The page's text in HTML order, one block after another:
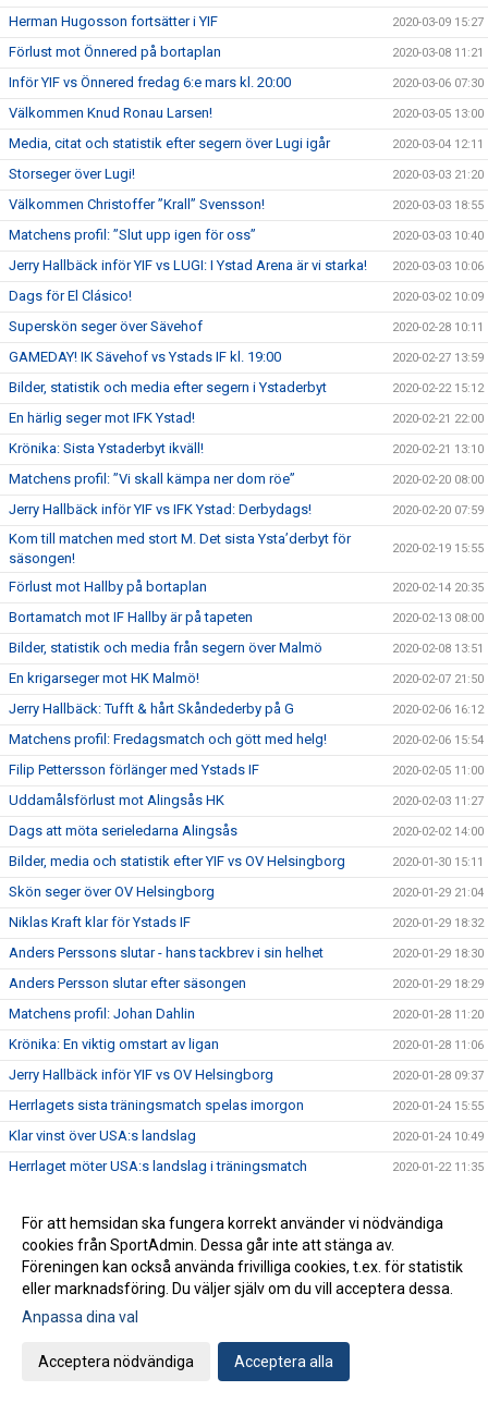
Herman Hugosson fortsätter i YIF 2020-03-09 15:27
Förlust mot Önnered på bortaplan 2020-03-08 11:21
Inför YIF vs Önnered fredag 6:e mars kl. 20:00 2020-03-06 07:30
Välkommen Knud Ronau Larsen! 2020-03-05 13:00
Media, citat och statistik efter segern över Lugi igår 2020-03-04 12:11
Storseger över Lugi! 2020-03-03 21:20
Välkommen Christoffer ”Krall” Svensson! 2020-03-03 18:55
Matchens profil: ”Slut upp igen för oss” 2020-03-03 10:40
Jerry Hallbäck inför YIF vs LUGI: I Ystad Arena är vi starka! 2020-03-03 10:06
Dags för El Clásico! 2020-03-02 10:09
Superskön seger över Sävehof 2020-02-28 10:11
GAMEDAY! IK Sävehof vs Ystads IF kl. 19:00 2020-02-27 13:59
Bilder, statistik och media efter segern i Ystaderbyt 2020-02-22 15:12
En härlig seger mot IFK Ystad! 2020-02-21 22:00
Krönika: Sista Ystaderbyt ikväll! 2020-02-21 13:10
Matchens profil: ”Vi skall kämpa ner dom röe” 2020-02-20 08:00
Jerry Hallbäck inför YIF vs IFK Ystad: Derbydags! 2020-02-20 07:59
Kom till matchen med stort M. Det sista Ysta’derbyt för
säsongen!
2020-02-19 15:55
Förlust mot Hallby på bortaplan 2020-02-14 20:35
Bortamatch mot IF Hallby är på tapeten 2020-02-13 08:00
Bilder, statistik och media från segern över Malmö 2020-02-08 13:51
En krigarseger mot HK Malmö! 2020-02-07 21:50
Jerry Hallbäck: Tufft & hårt Skåndederby på G 2020-02-06 16:12
Matchens profil: Fredagsmatch och gött med helg! 2020-02-06 15:54
Filip Pettersson förlänger med Ystads IF 2020-02-05 11:00
Uddamålsförlust mot Alingsås HK 2020-02-03 11:27
Dags att möta serieledarna Alingsås 2020-02-02 14:00
Bilder, media och statistik efter YIF vs OV Helsingborg 2020-01-30 15:11
Skön seger över OV Helsingborg 2020-01-29 21:04
Niklas Kraft klar för Ystads IF 2020-01-29 18:32
Anders Perssons slutar - hans tackbrev i sin helhet 2020-01-29 18:30
Anders Persson slutar efter säsongen 2020-01-29 18:29
Matchens profil: Johan Dahlin 2020-01-28 11:20
Krönika: En viktig omstart av ligan 2020-01-28 11:06
Jerry Hallbäck inför YIF vs OV Helsingborg 2020-01-28 09:37
Herrlagets sista träningsmatch spelas imorgon 2020-01-24 15:55
Klar vinst över USA:s landslag 2020-01-24 10:49
Herrlaget möter USA:s landslag i träningsmatch 2020-01-22 11:35
Ytterligare en skön seger över GUIF! 2019-12-27 21:46
Årets sista match på bortaplan mot GUIF idag 2019-12-27 12:12
Mario Lipovac lämnar Ystads IF efter säsongen 2019-12-26 11:00
Förlust i decenniets sista hemmamatch
Jerry Hallbäck inför YIF vs IFK Kristianstad
Matchens profil: Jonathan Svensson
För att hemsidan ska fungera korrekt använder vi nödvändiga
cookies från SportAdmin. Dessa går inte att stänga av.
Föreningen kan också använda frivilliga cookies, t.ex. för statistik
eller marknadsföring. Du väljer själv om du vill acceptera dessa.
Anpassa dina val
Acceptera nödvändiga Acceptera alla